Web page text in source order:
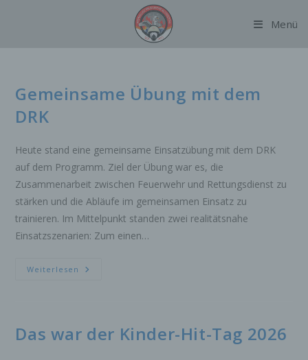
Menü
Gemeinsame Übung mit dem
DRK
Heute stand eine gemeinsame Einsatzübung mit dem DRK
auf dem Programm. Ziel der Übung war es, die
Zusammenarbeit zwischen Feuerwehr und Rettungsdienst zu
stärken und die Abläufe im gemeinsamen Einsatz zu
trainieren. Im Mittelpunkt standen zwei realitätsnahe
Einsatzszenarien: Zum einen…
Weiterlesen Gemeinsame
Das war der Kinder-Hit-Tag 2026